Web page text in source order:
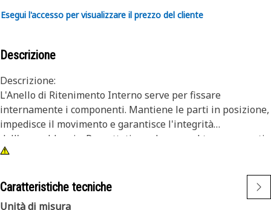
Esegui l'accesso per visualizzare il prezzo del cliente
Descrizione
Descrizione:
L'Anello di Ritenimento Interno serve per fissare
internamente i componenti. Mantiene le parti in posizione,
impedisce il movimento e garantisce l'integrità
dell'assemblaggio. Progettati per durare nel tempo, questi
anelli contribuiscono a prestazioni stabili del gruppo di
ben posizionati è prevenire lo sblocco e mantenere il
Caratteristiche tecniche
Unità di misura